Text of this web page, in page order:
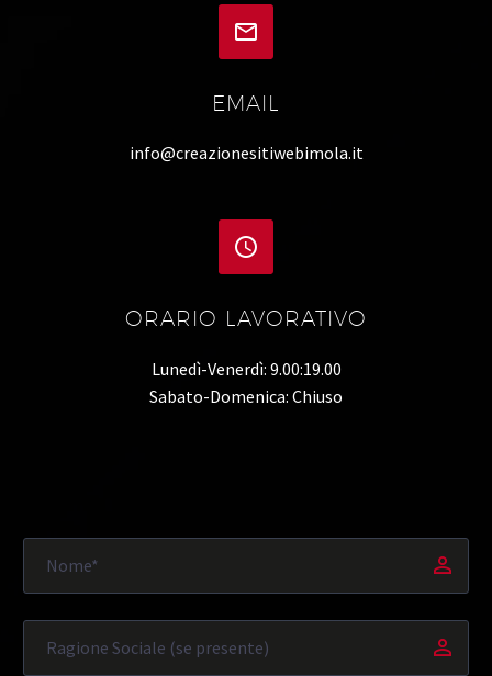


EMAIL
info@creazionesitiwebimola.it


ORARIO LAVORATIVO
Lunedì-Venerdì: 9.00:19.00
Sabato-Domenica: Chiuso